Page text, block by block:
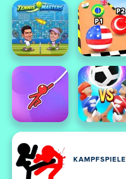
KAMPFSPIELE